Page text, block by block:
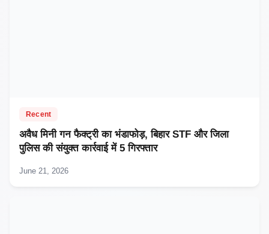
Recent
अवैध मिनी गन फैक्ट्री का भंडाफोड़, बिहार STF और जिला
पुलिस की संयुक्त कार्रवाई में 5 गिरफ्तार
June 21, 2026